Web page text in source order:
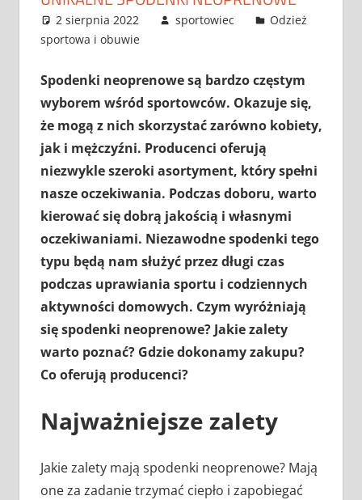
2 sierpnia 2022 sportowiec
Odzież
sportowa i obuwie
Spodenki neoprenowe są bardzo częstym
wyborem wśród sportowców. Okazuje się,
że mogą z nich skorzystać zarówno kobiety,
jak i mężczyźni. Producenci oferują
niezwykle szeroki asortyment, który spełni
nasze oczekiwania. Podczas doboru, warto
kierować się dobrą jakością i własnymi
oczekiwaniami. Niezawodne spodenki tego
typu będą nam służyć przez długi czas
podczas uprawiania sportu i codziennych
aktywności domowych. Czym wyróżniają
się spodenki neoprenowe? Jakie zalety
warto poznać? Gdzie dokonamy zakupu?
Co oferują producenci?
Najważniejsze zalety
Jakie zalety mają spodenki neoprenowe? Mają
one za zadanie trzymać ciepło i zapobiegać